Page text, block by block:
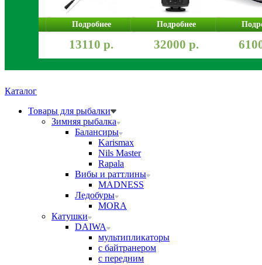
Подробнее
13110 р.
Подробнее
32000 р.
Каталог
Товары для рыбалки
Зимняя рыбалка
Балансиры
Karismax
Nils Master
Rapala
Вибы и раттлины
MADNESS
Ледобуры
MORA
Катушки
DAIWA
мультипликаторы
с байтранером
с передним